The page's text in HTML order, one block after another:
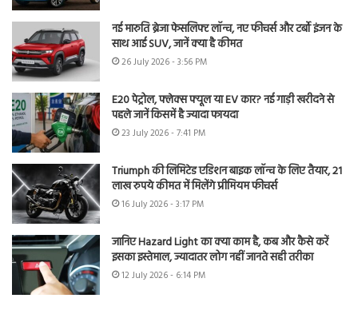
नई मारुति ब्रेजा फेसलिफ्ट लॉन्च, नए फीचर्स और टर्बो इंजन के
साथ आई SUV, जानें क्या है कीमत
26 July 2026 - 3:56 PM
E20 पेट्रोल, फ्लेक्स फ्यूल या EV कार? नई गाड़ी खरीदने से
पहले जानें किसमें है ज्यादा फायदा
23 July 2026 - 7:41 PM
Triumph की लिमिटेड एडिशन बाइक लॉन्च के लिए तैयार, 21
लाख रुपये कीमत में मिलेंगे प्रीमियम फीचर्स
16 July 2026 - 3:17 PM
जानिए Hazard Light का क्या काम है, कब और कैसे करें
इसका इस्तेमाल, ज्यादातर लोग नहीं जानते सही तरीका
12 July 2026 - 6:14 PM